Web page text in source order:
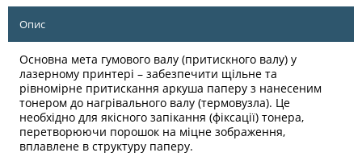
Опис
Основна мета гумового валу (притискного валу) у
лазерному принтері – забезпечити щільне та
рівномірне притискання аркуша паперу з нанесеним
тонером до нагрівального валу (термовузла). Це
необхідно для якісного запікання (фіксації) тонера,
перетворюючи порошок на міцне зображення,
вплавлене в структуру паперу.